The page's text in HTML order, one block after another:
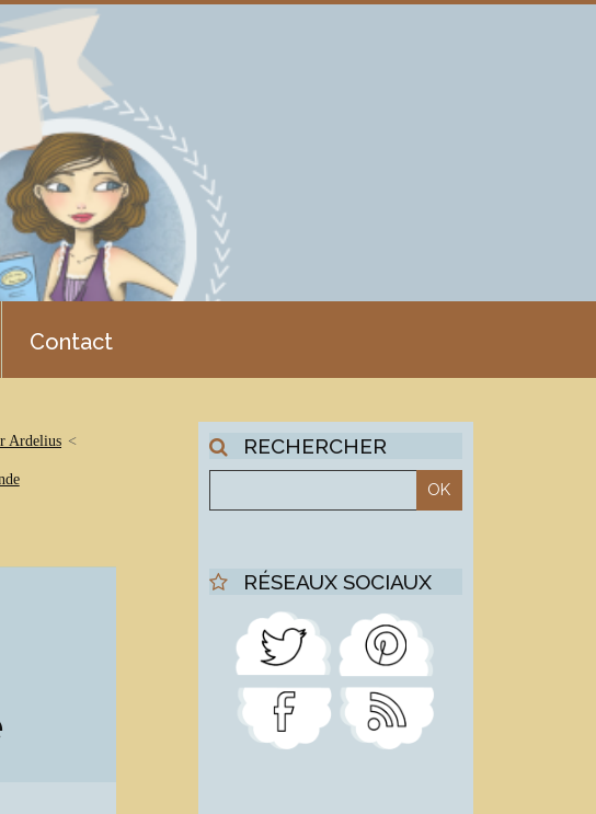
Contact
Ardelius RECHERCHER
RÉSEAUX SOCIAUX